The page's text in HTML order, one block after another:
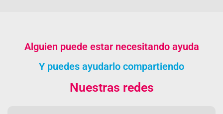
Alguien puede estar necesitando ayuda
Y puedes ayudarlo compartiendo
Nuestras redes